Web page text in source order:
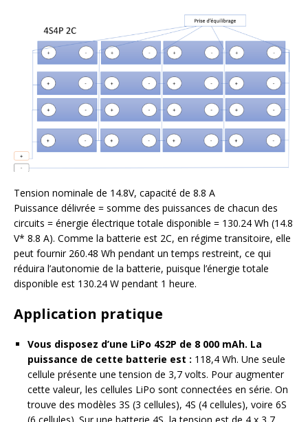
Tension nominale de 14.8V, capacité de 8.8 A
Puissance délivrée = somme des puissances de chacun des
circuits = énergie électrique totale disponible = 130.24 Wh (14.8
V* 8.8 A). Comme la batterie est 2C, en régime transitoire, elle
peut fournir 260.48 Wh pendant un temps restreint, ce qui
réduira l’autonomie de la batterie, puisque l’énergie totale
disponible est 130.24 W pendant 1 heure.
Application pratique
Vous disposez d’une LiPo 4S2P de 8 000 mAh. La
puissance de cette batterie est : 118,4 Wh. Une seule
cellule présente une tension de 3,7 volts. Pour augmenter
cette valeur, les cellules LiPo sont connectées en série. On
trouve des modèles 3S (3 cellules), 4S (4 cellules), voire 6S
(6 cellules). Sur une batterie 4S, la tension est de 4 x 3,7